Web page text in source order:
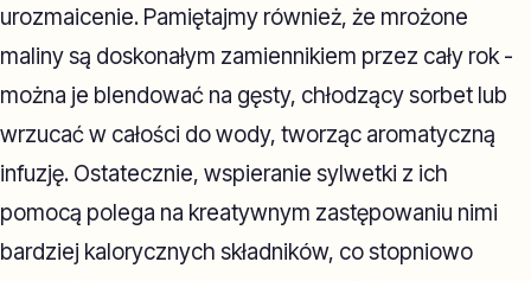
urozmaicenie. Pamiętajmy również, że mrożone
maliny są doskonałym zamiennikiem przez cały rok -
można je blendować na gęsty, chłodzący sorbet lub
wrzucać w całości do wody, tworząc aromatyczną
infuzję. Ostatecznie, wspieranie sylwetki z ich
pomocą polega na kreatywnym zastępowaniu nimi
bardziej kalorycznych składników, co stopniowo